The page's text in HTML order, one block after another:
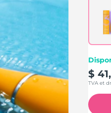
Lien
la
page.
$
TVA et